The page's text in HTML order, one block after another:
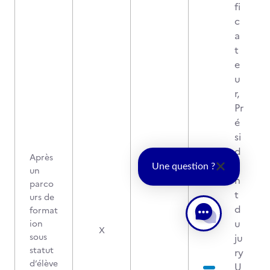
Après
un
parco
urs de
format
ion
sous
statut
d’élève
X
fi
c
a
t
e
u
r,
Pr
é
si
d
e
n
t
d
u
ju
ry
U
Une question ?